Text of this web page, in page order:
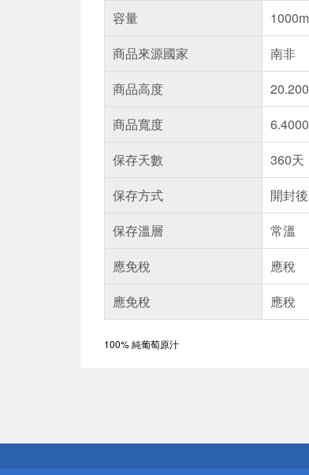
容量
商品來源國家
南非
商品高度
商品寬度
6.4000
保存天數
360天
保存方式
開封
保存溫層
常溫
應免稅
應稅
應免稅
應稅
100% 純葡萄原汁
詐騙網頁！請小心！